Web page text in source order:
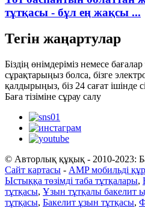
тұтқасы - бұл ең жақсы ...
Тегін жаңартулар
Біздің өнімдеріміз немесе бағалар
сұрақтарыңыз болса, бізге
қалдырыңыз, біз 24 сағат ішінде
Баға тізіміне сұрау салу
© Авторлық құқық - 2010-2023:
Сайт картасы - AMP мобильді
Ыстыққа төзімді таба тұтқалары,
тұтқасы, Ұзын тұтқалы бакелит
тұтқасы, Бакелит ұзын тұтқасы,